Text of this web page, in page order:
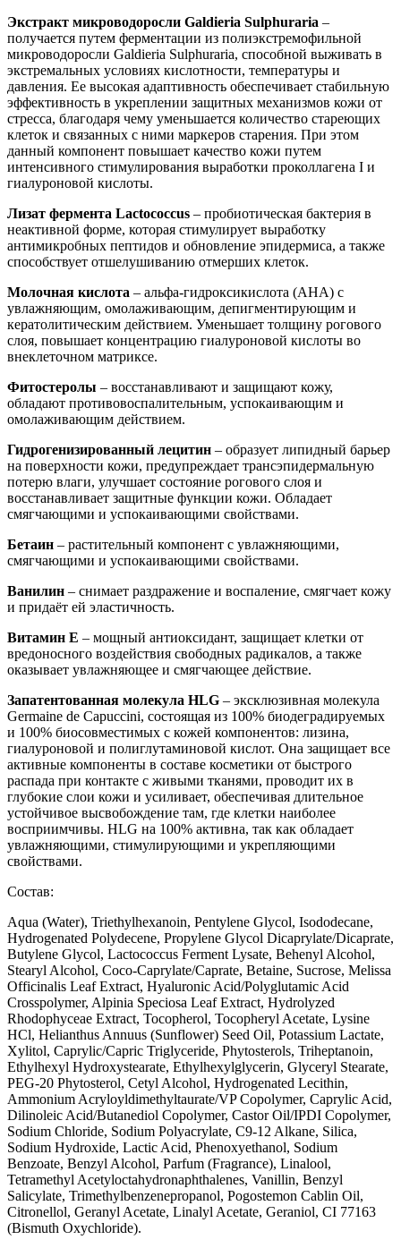
Экстракт микроводоросли Galdieria Sulphuraria –
получается путем ферментации из полиэкстремофильной
микроводоросли Galdieria Sulphuraria, способной выживать в
экстремальных условиях кислотности, температуры и
давления. Ее высокая адаптивность обеспечивает стабильную
эффективность в укреплении защитных механизмов кожи от
стресса, благодаря чему уменьшается количество стареющих
клеток и связанных с ними маркеров старения. При этом
данный компонент повышает качество кожи путем
интенсивного стимулирования выработки проколлагена I и
гиалуроновой кислоты.
Лизат фермента Lactococcus – пробиотическая бактерия в
неактивной форме, которая стимулирует выработку
антимикробных пептидов и обновление эпидермиса, а также
способствует отшелушиванию отмерших клеток.
Молочная кислота – альфа-гидроксикислота (AHA) с
увлажняющим, омолаживающим, депигментирующим и
кератолитическим действием. Уменьшает толщину рогового
слоя, повышает концентрацию гиалуроновой кислоты во
внеклеточном матриксе.
Фитостеролы – восстанавливают и защищают кожу,
обладают противовоспалительным, успокаивающим и
омолаживающим действием.
Гидрогенизированный лецитин – образует липидный барьер
на поверхности кожи, предупреждает трансэпидермальную
потерю влаги, улучшает состояние рогового слоя и
восстанавливает защитные функции кожи. Обладает
смягчающими и успокаивающими свойствами.
Бетаин – растительный компонент с увлажняющими,
смягчающими и успокаивающими свойствами.
Ванилин – снимает раздражение и воспаление, смягчает кожу
и придаёт ей эластичность.
Витамин Е – мощный антиоксидант, защищает клетки от
вредоносного воздействия свободных радикалов, а также
оказывает увлажняющее и смягчающее действие.
Запатентованная молекула HLG – эксклюзивная молекула
Germaine de Capuccini, состоящая из 100% биодеградируемых
и 100% биосовместимых с кожей компонентов: лизина,
гиалуроновой и полиглутаминовой кислот. Она защищает все
активные компоненты в составе косметики от быстрого
распада при контакте с живыми тканями, проводит их в
глубокие слои кожи и усиливает, обеспечивая длительное
устойчивое высвобождение там, где клетки наиболее
восприимчивы. HLG на 100% активна, так как обладает
увлажняющими, стимулирующими и укрепляющими
свойствами.
Состав:
Aqua (Water), Triethylhexanoin, Pentylene Glycol, Isododecane,
Hydrogenated Polydecene, Propylene Glycol Dicaprylate/Dicaprate,
Butylene Glycol, Lactococcus Ferment Lysate, Behenyl Alcohol,
Stearyl Alcohol, Coco-Caprylate/Caprate, Betaine, Sucrose, Melissa
Officinalis Leaf Extract, Hyaluronic Acid/Polyglutamic Acid
Crosspolymer, Alpinia Speciosa Leaf Extract, Hydrolyzed
Rhodophyceae Extract, Tocopherol, Tocopheryl Acetate, Lysine
HCl, Helianthus Annuus (Sunflower) Seed Oil, Potassium Lactate,
Xylitol, Caprylic/Capric Triglyceride, Phytosterols, Triheptanoin,
Ethylhexyl Hydroxystearate, Ethylhexylglycerin, Glyceryl Stearate,
PEG-20 Phytosterol, Cetyl Alcohol, Hydrogenated Lecithin,
Ammonium Acryloyldimethyltaurate/VP Copolymer, Caprylic Acid,
Dilinoleic Acid/Butanediol Copolymer, Castor Oil/IPDI Copolymer,
Sodium Chloride, Sodium Polyacrylate, C9-12 Alkane, Silica,
Sodium Hydroxide, Lactic Acid, Phenoxyethanol, Sodium
Benzoate, Benzyl Alcohol, Parfum (Fragrance), Linalool,
Tetramethyl Acetyloctahydronaphthalenes, Vanillin, Benzyl
Salicylate, Trimethylbenzenepropanol, Pogostemon Cablin Oil,
Citronellol, Geranyl Acetate, Linalyl Acetate, Geraniol, CI 77163
(Bismuth Oxychloride).